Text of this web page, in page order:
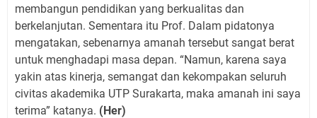
membangun pendidikan yang berkualitas dan
berkelanjutan. Sementara itu Prof. Dalam pidatonya
mengatakan, sebenarnya amanah tersebut sangat berat
untuk menghadapi masa depan. “Namun, karena saya
yakin atas kinerja, semangat dan kekompakan seluruh
civitas akademika UTP Surakarta, maka amanah ini saya
terima” katanya. (Her)